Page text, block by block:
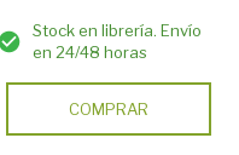
Stock en librería. Envío
en 24/48 horas
COMPRAR